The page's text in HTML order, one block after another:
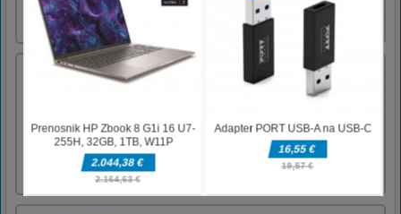
Shooting Color
Shooting Color is an arcade puzzle game.
correct answer. You need to think carefully
about how to shooting colors in order to get
the pattern right. There are 50 levels waiting
for you clearly. Tap to play.